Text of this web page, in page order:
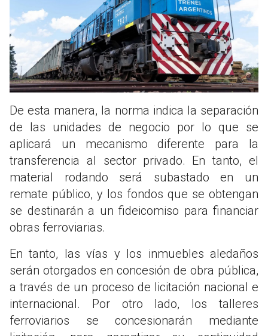
De esta manera, la norma indica la separación
de las unidades de negocio por lo que se
aplicará un mecanismo diferente para la
transferencia al sector privado. En tanto, el
material rodando será subastado en un
remate público, y los fondos que se obtengan
se destinarán a un fideicomiso para financiar
obras ferroviarias.
En tanto, las vías y los inmuebles aledaños
serán otorgados en concesión de obra pública,
a través de un proceso de licitación nacional e
internacional. Por otro lado, los talleres
ferroviarios se concesionarán mediante